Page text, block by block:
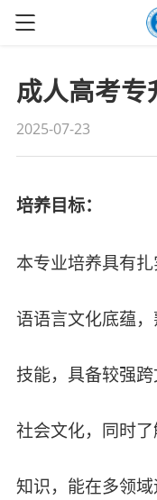
成人高考
2025-07-23
培养目标：
本专业培养具有
语语言文化底蕴
技能，具备较强
社会文化，同时
知识，能在多领